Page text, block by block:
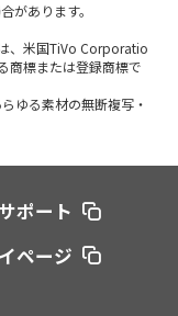
があります。
、米国TiVo Corporatio
商標または登録商標で
ゆる素材の無断複写・
ポート
ページ